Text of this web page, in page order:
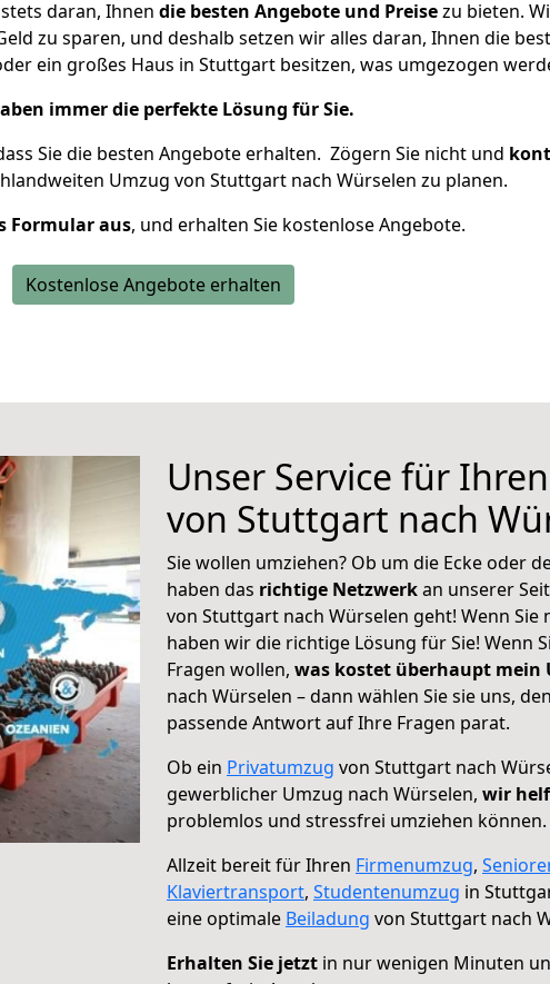
daran, Ihnen die besten Angebote und Preisezu bieten.
zu sparen, und deshalb setzen wir alles daran, Ihnen die
ein großes Haus in Stuttgart besitzen, was umgezogen
immer die perfekte Lösung für Sie.
Sie die besten Angebote erhalten. Zögern Sie nicht und
Umzug von Stuttgart nach Würselen zu planen.
Formular aus, und erhalten Sie kostenlose Angebote.
Kostenlose Angebote erhalten
Unser Service für
von Stuttgart nach
Sie wollen umziehen? Ob um die Ecke oder
haben das richtige Netzwerkan unserer
von Stuttgart nach Würselen geht! Wenn Sie
haben wir die richtige Lösung für Sie! Wenn
Fragen wollen, was kostet überhaupt mein
nach Würselen – dann wählen Sie sie uns,
passende Antwort auf Ihre Fragen parat.
Ob ein Privatumzug von Stuttgart nach
gewerblicher Umzug nach Würselen, wir
problemlos und stressfrei umziehen können.
Allzeit bereit für Ihren Firmenumzug,
Klaviertransport, Studentenumzug in
eine optimale Beiladung von Stuttgart nach
Erhalten Sie jetzt in nur wenigen Minuten